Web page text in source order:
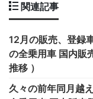
関連記事
12月の販売、登録
の全乗用車 国内販
推移 ）
久々の前年同月越